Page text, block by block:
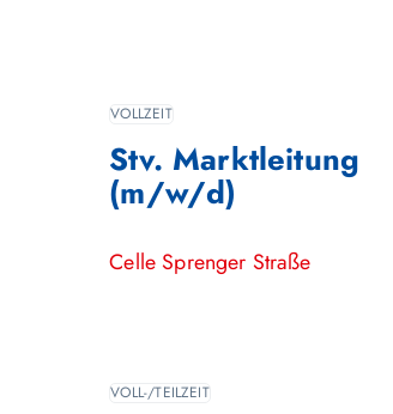
Stv. Marktleitung
(m/w/d)
Celle Sprenger Straße
VOLLZEIT
VOLL-/TEILZEIT